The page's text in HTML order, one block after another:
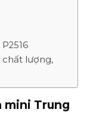
chất lượng,
mini Trung